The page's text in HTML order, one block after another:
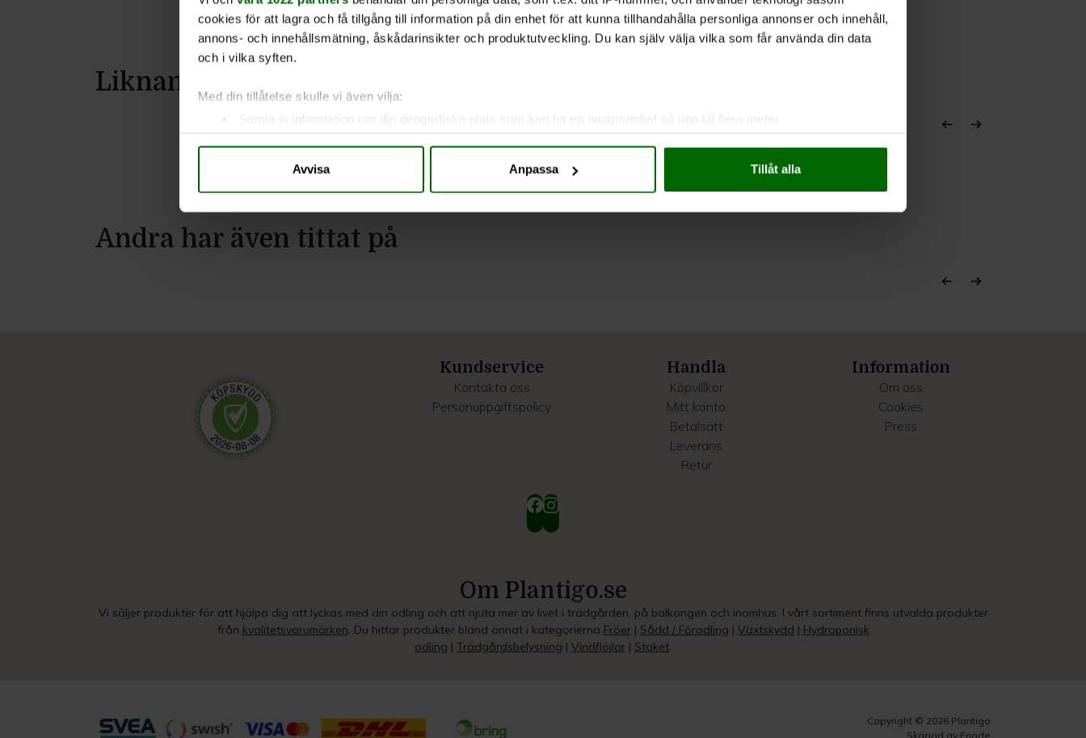
cookies för att lagra och få tillgång till information på din enhet för att kunna tillhandahålla personliga annonser och innehåll,
annons- och innehållsmätning, åskådarinsikter och produktutveckling. Du kan själv välja vilka som får använda din data
och i vilka syften.
Med din tillåtelse skulle vi även vilja:
Samla in information om din geografiska plats som kan ha en noggrannhet på upp till flera meter
Identifiera din enhet genom att aktivt skanna den för specifika kännetecken (fingeravtryck)
detaljsektionen
eller dra tillbaka ditt samtycke när som helst från cookie-förklaringen.
sociala medier och analysera vår trafik. Vi vidarebefordrar även sådana identifierare och annan information från din enhet
Avvisa Anpassa Tillåt alla
Liknande produkter
Andra har även tittat på
Kundservice
Kontakta oss
Personuppgiftspolicy
Handla
Köpvillkor
Mitt konto
Betalsätt
Leverans
Retur
Information
Om oss
Cookies
Press
Om Plantigo.se
Vi säljer produkter för att hjälpa dig att lyckas med din odling och att njuta mer av livet i trädgården, på balkongen och inomhus. I vårt sortiment finns utvalda produkter
från kvalitetsvarumärken. Du hittar produkter bland annat i kategorierna Fröer| Sådd / Förodling | Växtskydd | Hydroponisk
odling | Trädgårdsbelysning | Vindflöjlar | Staket.
Copyright © 2026 Plantigo
Skapad av Enode